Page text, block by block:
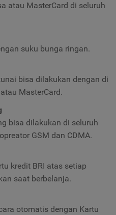
atau MasterCard di seluruh
suku bunga ringan.
bisa dilakukan dengan di
MasterCard.
bisa dilakukan di seluruh
GSM dan CDMA.
kredit BRI atas setiap
saat berbelanja.
otomatis dengan Kartu